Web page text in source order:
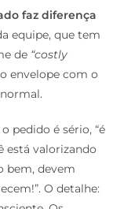
faz diferença
equipe, que tem
de “costly
envelope com o
pedido é sério, “é
está valorizando
bem, devem
O detalhe: